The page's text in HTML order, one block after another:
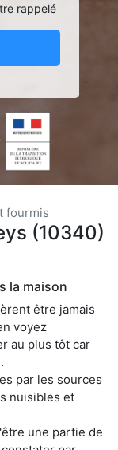
rappelé
fourmis
(10340)
la maison
être jamais
voyez
au plus tôt car
par les sources
nuisibles et
une partie de